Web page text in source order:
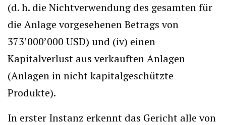
(d. h. die Nichtverwendung des gesamten für
die Anlage vorgesehenen Betrags von
373’000’000 USD) und (iv) einen
Kapitalverlust aus verkauften Anlagen
(Anlagen in nicht kapitalgeschützte
Produkte).
In erster Instanz erkennt das Gericht alle von